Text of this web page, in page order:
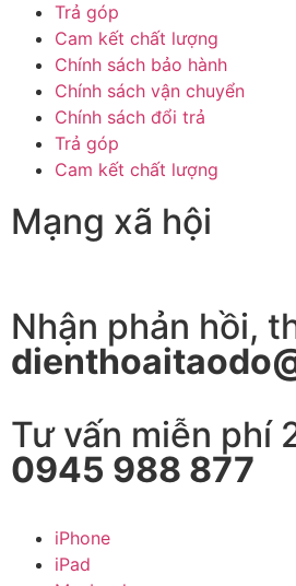
Trả góp
Cam kết chất lượng
Chính sách bảo hành
Chính sách vận chuyển
Chính sách đổi trả
Trả góp
Cam kết chất lượng
Mạng xã hội
Nhận phản hồi,
Tư vấn miễn phí
0945 988 877
iPhone
iPad